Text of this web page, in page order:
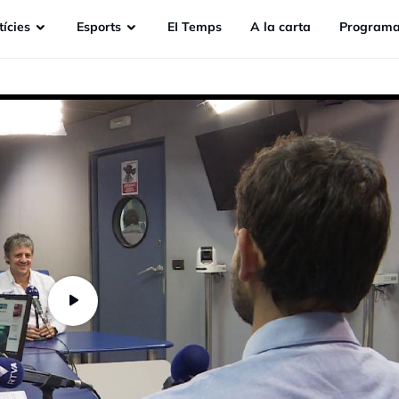
Esports EI Temps A la carta